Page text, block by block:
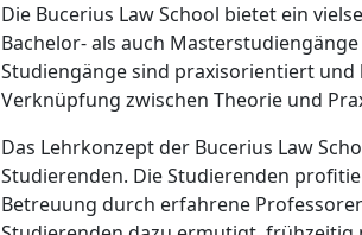
Die Bucerius Law School bietet ein
Bachelor- als auch
Studiengänge sind praxisorientiert
Verknüpfung zwischen Theorie und
Das Lehrkonzept der Bucerius Law
Studierenden. Die Studierenden
Betreuung durch erfahrene